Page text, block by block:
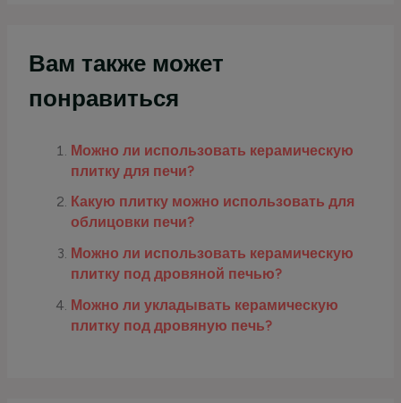
Вам также может
понравиться
Можно ли использовать керамическую
плитку для печи?
Какую плитку можно использовать для
облицовки печи?
Можно ли использовать керамическую
плитку под дровяной печью?
Можно ли укладывать керамическую
плитку под дровяную печь?